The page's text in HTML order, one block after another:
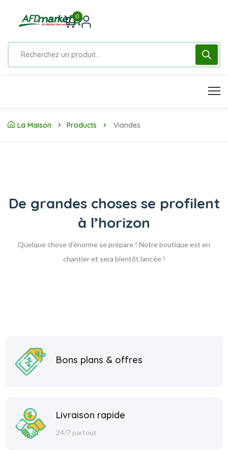
0
La Maison Products Viandes
De grandes choses se profilent
à l’horizon
Quelque chose d’énorme se prépare ! Notre boutique est en
chantier et sera bientôt lancée !
Bons plans & offres
Livraison rapide
24/7 partout